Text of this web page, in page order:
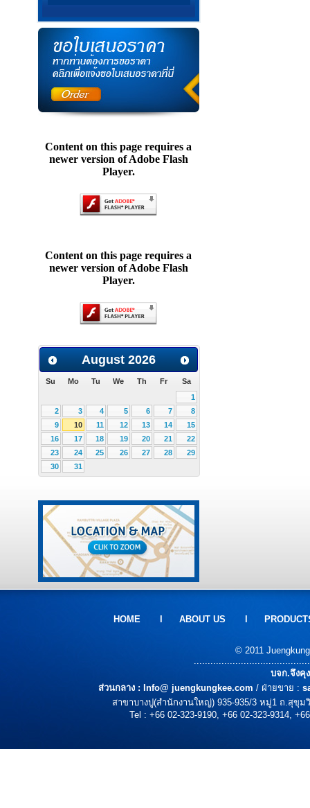
Content on this page requires a
newer version of Adobe Flash
Player.
Content on this page requires a
newer version of Adobe Flash
Player.
August 2026
Su Mo Tu We Th Fr
Sa
1
2
3 4 5 6 7
8
9
10 11 12 13 14
15
16
17 18 19 20 21
22
23
24 25 26 27 28
29
30
31
HOMEl ABOUT US
© 2011
บจก.จึงคุ
ส่วนกลาง : Info@ juengkungkee.com / ฝ่ายขาย :
สาขาบางปู(สำนักงานใหญ่) 935-935/3 หมู่1 ถ.สุขุ
Tel : +66 02-323-9190, +66 02-323-9314,